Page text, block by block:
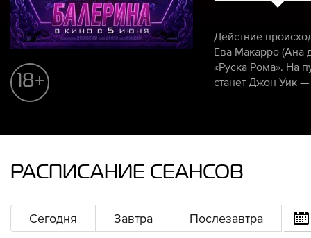
18+
Действие
Ева Макарро (Ана
«Руска Рома». На
станет Джон Уик
РАСПИСАНИЕ СЕАНСОВ
Сегодня Завтра Послезавтра